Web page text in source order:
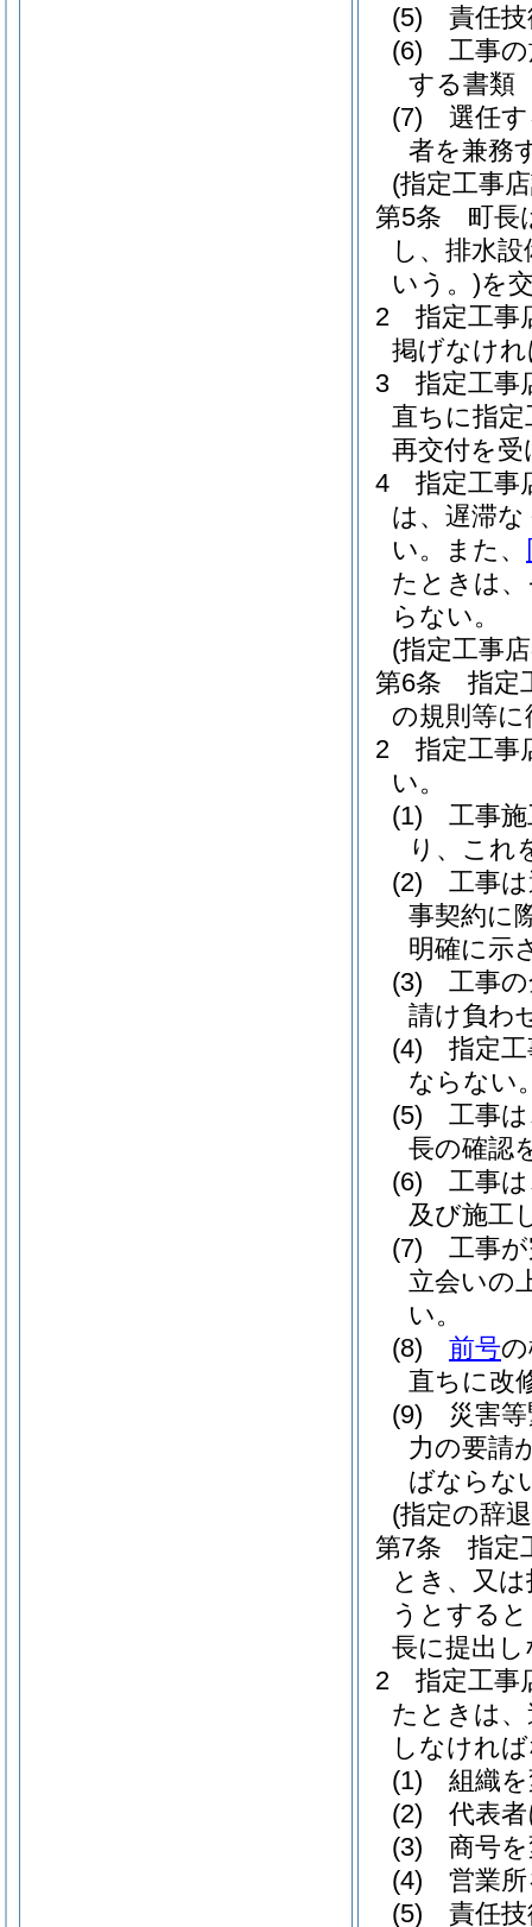
(5)
責任
(6)
工事
する書類
(7)
選任
者を兼務
(指定工事
第5条
町長
し、排水
いう。)を
2
指定工事
掲げなけ
3
指定工事
直ちに指
再交付を
4
指定工事
は、遅滞
い。
また、
たときは
らない。
(指定工事
第6条
指定
の規則等
2
指定工事
い。
(1)
工事
り、これ
(2)
工事
事契約に
明確に示
(3)
工事
請け負わ
(4)
指定
ならない
(5)
工事
長の確認
(6)
工事
及び施工
(7)
工事
立会いの
い。
(8)
前号
直ちに改
(9)
災害
力の要請
ばならな
(指定の辞
第7条
指定
とき、又
うとする
長に提出
2
指定工事
たときは
しなけれ
(1)
組織
(2)
代表
(3)
商号
(4)
営業
(5)
責任